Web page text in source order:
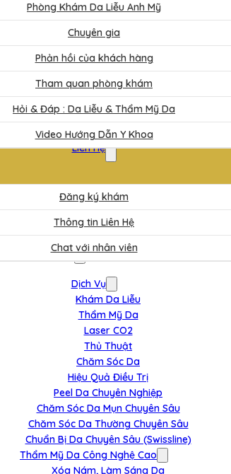
Phòng Khám Da Liễu Anh Mỹ
Chuyên gia
Phản hồi của khách hàng
Tham quan phòng khám
Hỏi & Đáp : Da Liễu & Thẩm Mỹ Da
Video Hướng Dẫn Y Khoa
Liên Hệ
Đăng ký khám
Thông tin Liên Hệ
Chat với nhân viên
Dịch Vụ
Khám Da Liễu
Thẩm Mỹ Da
Laser CO2
Thủ Thuật
Chăm Sóc Da
Hiệu Quả Điều Trị
Peel Da Chuyên Nghiệp
Chăm Sóc Da Mụn Chuyên Sâu
Chăm Sóc Da Thường Chuyên Sâu
Chuẩn Bị Da Chuyên Sâu (Swissline)
Thẩm Mỹ Da Công Nghệ Cao
Xóa Nám, Làm Sáng Da